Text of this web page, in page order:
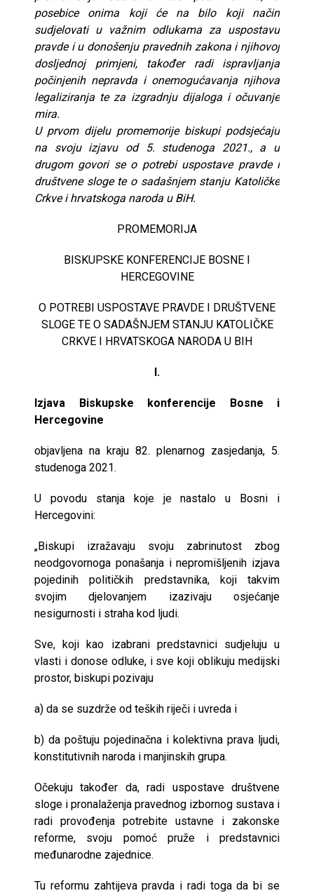
posebice onima koji će na bilo koji način
sudjelovati u važnim odlukama za uspostavu
pravde i u donošenju pravednih zakona i njihovoj
dosljednoj primjeni, također radi ispravljanja
počinjenih nepravda i onemogućavanja njihova
legaliziranja te za izgradnju dijaloga i očuvanje
mira.
U prvom dijelu promemorije biskupi podsjećaju
na svoju izjavu od 5. studenoga 2021., a u
drugom govori se o potrebi uspostave pravde i
društvene sloge te o sadašnjem stanju Katoličke
Crkve i hrvatskoga naroda u BiH.
PROMEMORIJA
BISKUPSKE KONFERENCIJE BOSNE I
HERCEGOVINE
O POTREBI USPOSTAVE PRAVDE I DRUŠTVENE
SLOGE TE O SADAŠNJEM STANJU KATOLIČKE
CRKVE I HRVATSKOGA NARODA U BIH
I.
Izjava Biskupske konferencije Bosne i
Hercegovine
objavljena na kraju 82. plenarnog zasjedanja, 5.
studenoga 2021.
U povodu stanja koje je nastalo u Bosni i
Hercegovini:
„Biskupi izražavaju svoju zabrinutost zbog
neodgovornoga ponašanja i nepromišljenih izjava
pojedinih političkih predstavnika, koji takvim
svojim djelovanjem izazivaju osjećanje
nesigurnosti i straha kod ljudi.
Sve, koji kao izabrani predstavnici sudjeluju u
vlasti i donose odluke, i sve koji oblikuju medijski
prostor, biskupi pozivaju
a) da se suzdrže od teških riječi i uvreda i
b) da poštuju pojedinačna i kolektivna prava ljudi,
konstitutivnih naroda i manjinskih grupa.
Očekuju također da, radi uspostave društvene
sloge i pronalaženja pravednog izbornog sustava i
radi provođenja potrebite ustavne i zakonske
reforme, svoju pomoć pruže i predstavnici
međunarodne zajednice.
Tu reformu zahtijeva pravda i radi toga da bi se